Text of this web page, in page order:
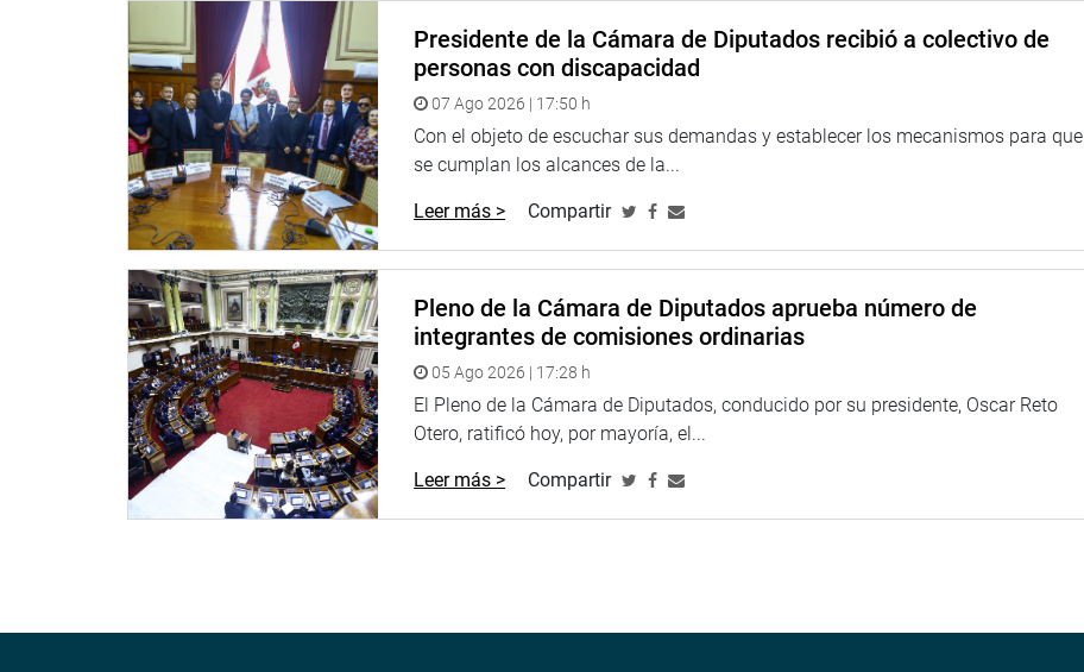
consuetudinaria.
Informaron que los Comités de autodefensa fueron disueltos y no son actualmente reconocidos por el Estado.
“Sin comités de autodefensa los problemas de seguridad han aumentado. Existe un rebrote de sendero y no
tenemos autorización para actuar”, manifestó Marcial Vallejo, representante de la provincia de Huamanga,
Ayacucho.
En otro momento recordaron el rol pacificador que tuvieron los Comités de autodefensa en la época del
terrorismo. “Los Comités de autodefensa han trabajado en favor de la seguridad y el desarrollo de la población”,
expresó Héctor Landeo, representante del distrito de Quimbiri, Cusco. “Hemos demostrado nuestra defensa por la
verdad y la paz. Luchemos juntos”, afirmó Cristóbal Gutiérrez, dirigente de la provincia de Vilcashuamán.
Cabe indicar que la Comisión de Constitución y Reglamento aprobó por mayoría el predictamen recaído en el
proyecto de ley 925/2016-CR.(WHS)
CENTRO DE NOTICIAS
Puede encontrar más información en nuestra página web y redes sociales.
Presidente de la Cámara de Diputados recibió a colectivo de
personas con discapacidad
07 Ago 2026 | 17:50 h
Con el objeto de escuchar sus demandas y establecer los mecanismos para que
se cumplan los alcances de la...
Leer más > Compartir
Pleno de la Cámara de Diputados aprueba número de
integrantes de comisiones ordinarias
05 Ago 2026 | 17:28 h
El Pleno de la Cámara de Diputados, conducido por su presidente, Oscar Reto
Otero, ratificó hoy, por mayoría, el...
Leer más > Compartir